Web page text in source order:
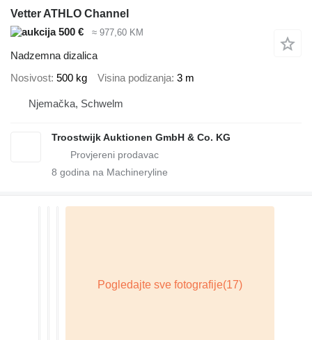
Vetter ATHLO Channel
500 €
≈ 977,60 KM
Nadzemna dizalica
Nosivost 500 kg Visina podizanja 3 m
Njemačka, Schwelm
Troostwijk Auktionen GmbH & Co. KG
8 godina na Machineryline